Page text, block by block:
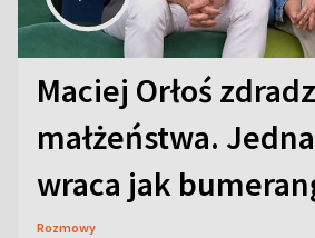
Maciej Orłoś
małżeństwa.
wraca jak
Rozmowy